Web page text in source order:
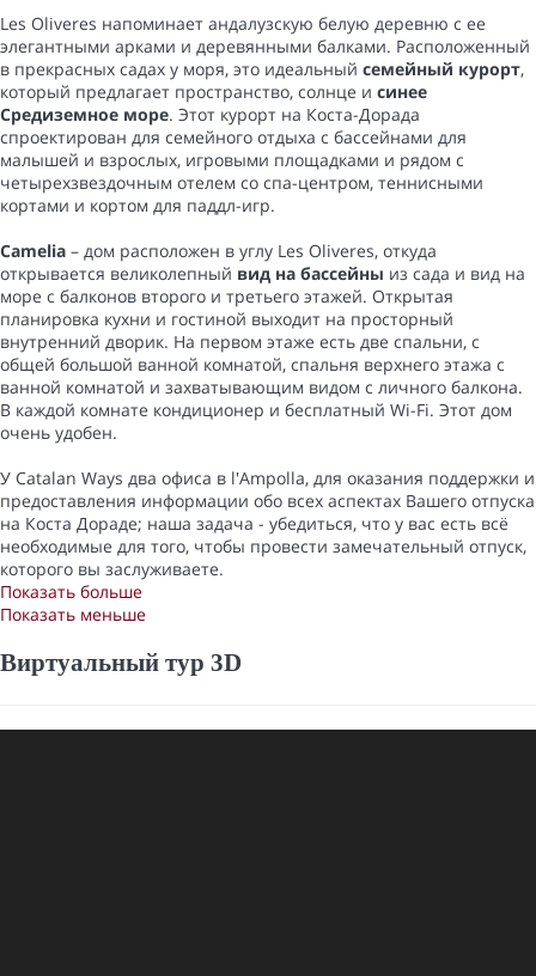
Les Oliveres напоминает андалузскую белую деревню с ее
элегантными арками и деревянными балками. Расположенный
в прекрасных садах у моря, это идеальный семейный курорт,
который предлагает пространство, солнце и синее
Средиземное море. Этот курорт на Коста-Дорада
спроектирован для семейного отдыха с бассейнами для
малышей и взрослых, игровыми площадками и рядом с
четырехзвездочным отелем со спа-центром, теннисными
кортами и кортом для паддл-игр.
Camelia – дом расположен в углу Les Oliveres, откуда
открывается великолепный вид на бассейны из сада и вид на
море с балконов второго и третьего этажей. Открытая
планировка кухни и гостиной выходит на просторный
внутренний дворик. На первом этаже есть две спальни, с
общей большой ванной комнатой, спальня верхнего этажа с
ванной комнатой и захватывающим видом с личного балкона.
В каждой комнате кондиционер и бесплатный Wi-Fi. Этот дом
очень удобен.
У Catalan Ways два офиса в l'Ampolla, для оказания поддержки и
предоставления информации обо всех аспектах Вашего отпуска
на Коста Дораде; наша задача - убедиться, что у вас есть всё
необходимые для того, чтобы провести замечательный отпуск,
которого вы заслуживаете.
Показать больше
Показать меньше
Виртуальный тур 3D